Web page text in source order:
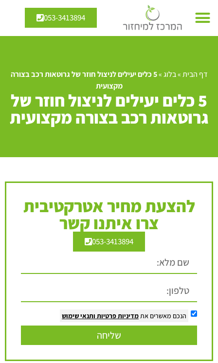
053-3413894
דף הבית»בלוג» 5 כלים יעילים לניצול חוזר של גרוטאות רכב בצורה
מקצועית
5 כלים יעילים לניצול חוזר של
גרוטאות רכב בצורה מקצועית
להצעת מחיר אטרקטיבית
צרו איתנו קשר
053-3413894
הנכם מאשרים את מדיניות פרטיות ותנאי שימוש
שליחה